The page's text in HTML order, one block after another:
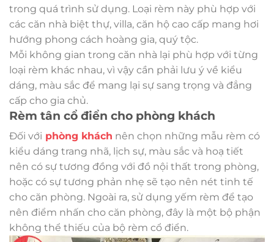
trong quá trình sử dụng. Loại rèm này phù hợp với
các căn nhà biệt thự, villa, căn hộ cao cấp mang hơi
hướng phong cách hoàng gia, quý tộc.
Mỗi không gian trong căn nhà lại phù hợp với từng
loại rèm khác nhau, vì vậy cần phải lưu ý về kiểu
dáng, màu sắc để mang lại sự sang trọng và đẳng
cấp cho gia chủ.
Rèm tân cổ điển cho phòng khách
Đối với phòng khách nên chọn những mẫu rèm có
kiểu dáng trang nhã, lịch sự, màu sắc và hoạ tiết
nên có sự tương đồng với đồ nội thất trong phòng,
hoặc có sự tương phản nhẹ sẽ tạo nên nét tinh tế
cho căn phòng. Ngoài ra, sử dụng yếm rèm để tạo
nên điểm nhấn cho căn phòng, đây là một bộ phận
không thể thiếu của bộ rèm cổ điển.